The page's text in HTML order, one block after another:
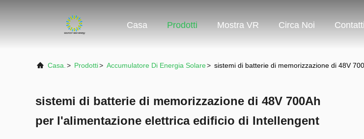
Casa Prodotti Mostra VR Circa Noi
Casa. > Prodotti> Accumulatore Di Energia Solare> sistemi di batterie di memorizzazione di 48V
sistemi di batterie di memorizzazione di 48V 700Ah
per l'alimentazione elettrica edificio di Intellengent